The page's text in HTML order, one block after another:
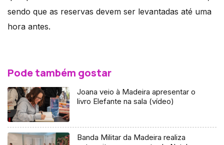
sendo que as reservas devem ser levantadas até uma
hora antes.
Pode também gostar
Joana veio à Madeira apresentar o
livro Elefante na sala (vídeo)
Banda Militar da Madeira realiza